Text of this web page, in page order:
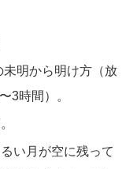
明から明け方（放
3時間）。
い月が空に残って